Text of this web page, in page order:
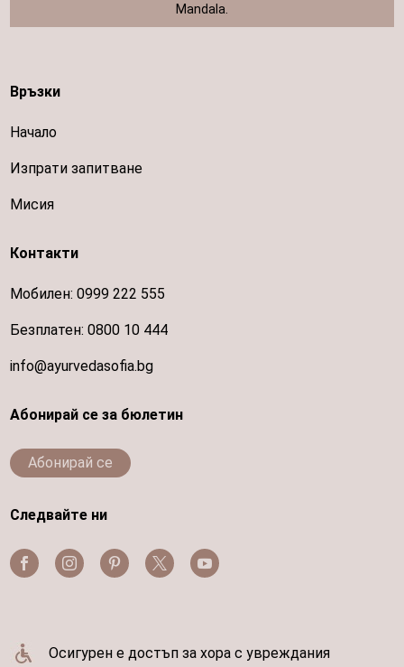
Mandala.
Връзки
Начало
Изпрати запитване
Мисия
Контакти
Мобилен:0999 222 555
Безплатен:0800 10 444
info@ayurvedasofia.bg
Абонирай се за бюлетин
Абонирай се
Следвайте ни
Осигурен е достъп за хора с увреждания